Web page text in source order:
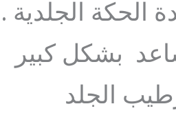
الحكة الجلدية .
بشكل كبير
الجلد